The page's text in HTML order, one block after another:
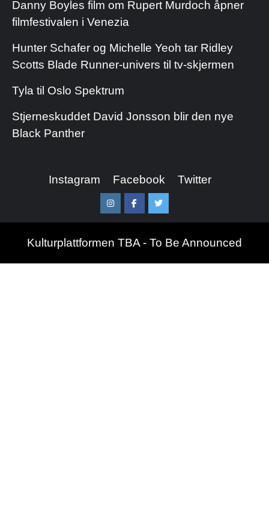
Danny Boyles film om Rupert Murdoch åpner
filmfestivalen i Venezia
Hunter Schafer og Michelle Yeoh tar Ridley
Scotts Blade Runner-univers til tv-skjermen
Tyla til Oslo Spektrum
Stjerneskuddet David Jonsson blir den nye
Black Panther
Instagram Facebook Twitter
InstagramFacebookTwitter
Kulturplattformen TBA - To Be Announced